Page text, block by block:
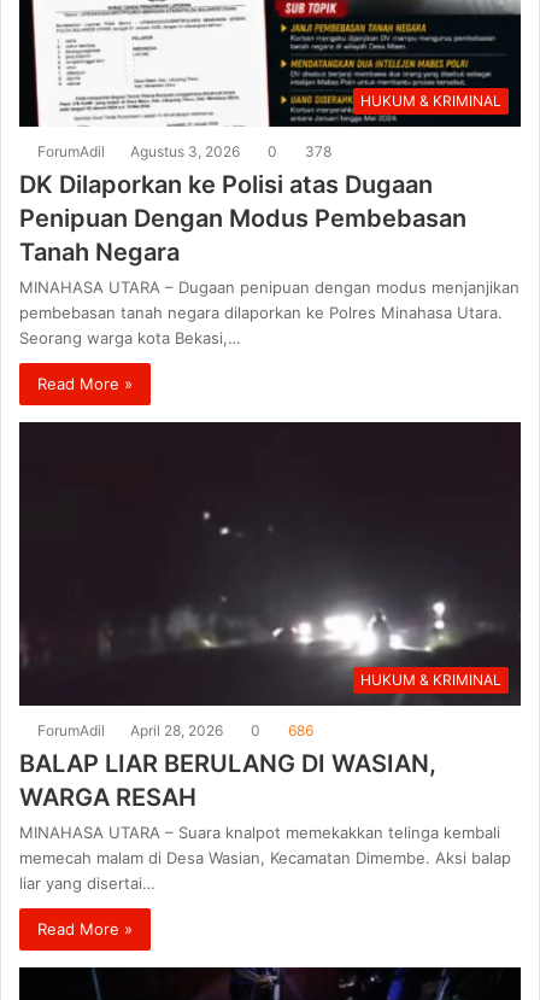
HUKUM & KRIMINAL
ForumAdil Agustus 3, 2026 0 378
DK Dilaporkan ke Polisi atas Dugaan
Penipuan Dengan Modus Pembebasan
Tanah Negara
MINAHASA UTARA – Dugaan penipuan dengan modus menjanjikan
pembebasan tanah negara dilaporkan ke Polres Minahasa Utara.
Seorang warga kota Bekasi,…
Read More »
HUKUM & KRIMINAL
ForumAdil April 28, 2026 0 686
BALAP LIAR BERULANG DI WASIAN,
WARGA RESAH
MINAHASA UTARA – Suara knalpot memekakkan telinga kembali
memecah malam di Desa Wasian, Kecamatan Dimembe. Aksi balap
liar yang disertai…
Read More »